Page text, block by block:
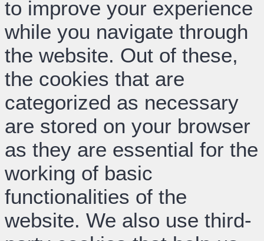
to improve your experience
while you navigate through
the website. Out of these,
the cookies that are
categorized as necessary
are stored on your browser
as they are essential for the
working of basic
functionalities of the
website. We also use third-